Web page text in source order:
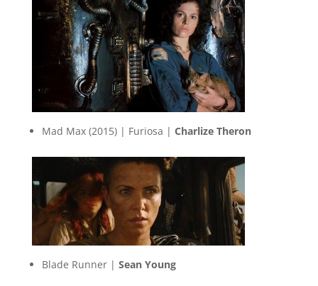
Mad Max (2015) | Furiosa | Charlize Theron
Blade Runner | Sean Young